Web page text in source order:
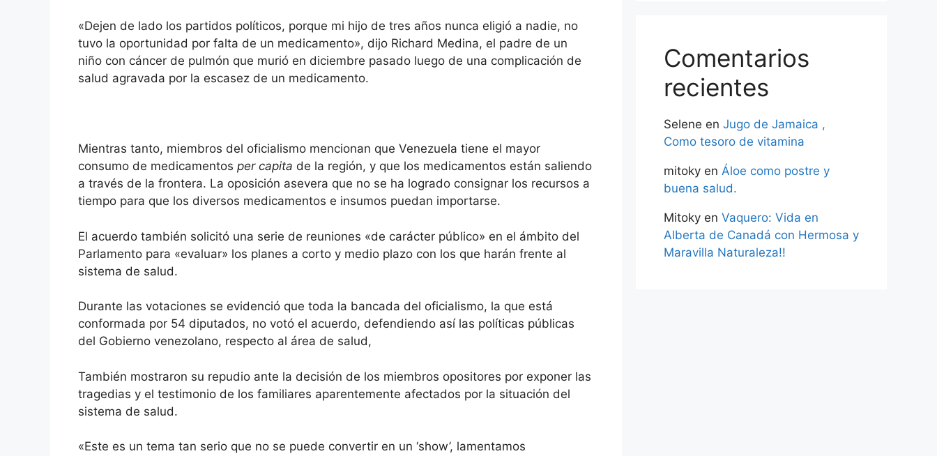
«Dejen de lado los partidos políticos, porque mi hijo de tres años nunca eligió a nadie, no
tuvo la oportunidad por falta de un medicamento», dijo Richard Medina, el padre de un
niño con cáncer de pulmón que murió en diciembre pasado luego de una complicación de
salud agravada por la escasez de un medicamento.
Mientras tanto, miembros del oficialismo mencionan que Venezuela tiene el mayor
consumo de medicamentos per capita de la región, y que los medicamentos están saliendo
a través de la frontera. La oposición asevera que no se ha logrado consignar los recursos a
tiempo para que los diversos medicamentos e insumos puedan importarse.
El acuerdo también solicitó una serie de reuniones «de carácter público» en el ámbito del
Parlamento para «evaluar» los planes a corto y medio plazo con los que harán frente al
sistema de salud.
Durante las votaciones se evidenció que toda la bancada del oficialismo, la que está
conformada por 54 diputados, no votó el acuerdo, defendiendo así las políticas públicas
del Gobierno venezolano, respecto al área de salud,
También mostraron su repudio ante la decisión de los miembros opositores por exponer las
tragedias y el testimonio de los familiares aparentemente afectados por la situación del
sistema de salud.
«Este es un tema tan serio que no se puede convertir en un ‘show’, lamentamos
Comentarios
recientes
Selene en Jugo de Jamaica ,
Como tesoro de vitamina
mitoky en Áloe como postre y
buena salud.
Mitoky en Vaquero: Vida en
Alberta de Canadá con Hermosa y
Maravilla Naturaleza!!